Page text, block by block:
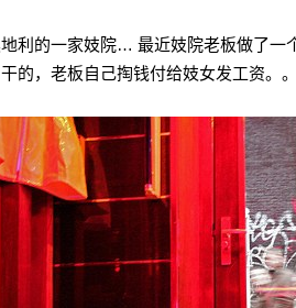
利的一家妓院… 最近妓院老板做了一
的，老板自己掏钱付给妓女发工资。。